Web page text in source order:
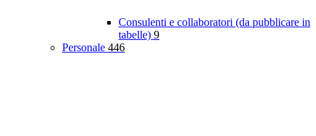
Consulenti e collaboratori (da pubblicare in
tabelle) 9
Personale 446